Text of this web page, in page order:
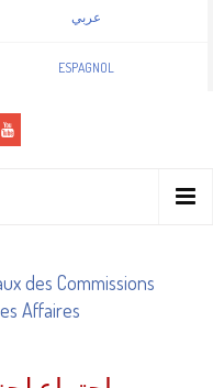
عربي
ESPAGNOL
des Commissions
Affaires